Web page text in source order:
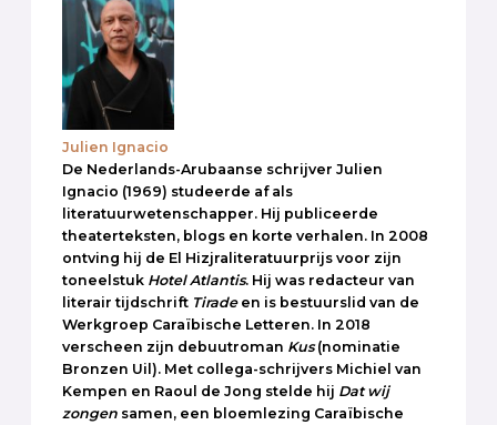
Julien Ignacio
De Nederlands-Arubaanse schrijver Julien
Ignacio (1969) studeerde af als
literatuurwetenschapper. Hij publiceerde
theaterteksten, blogs en korte verhalen. In 2008
ontving hij de El Hizjraliteratuurprijs voor zijn
toneelstuk Hotel Atlantis. Hij was redacteur van
literair tijdschrift Tiradeen is bestuurslid van de
Werkgroep Caraïbische Letteren. In 2018
verscheen zijn debuutroman Kus(nominatie
Bronzen Uil). Met collega-schrijvers Michiel van
Kempen en Raoul de Jong stelde hij Dat wij
zongen samen, een bloemlezing Caraïbische